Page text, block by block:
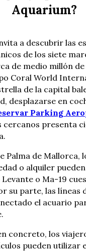
Aquarium?
a descubrir las
de los siete
de medio millón
Coral World
de la capital
desplazarse en
Parking
cercanos presenta
Palma de Mallorca,
o alquiler
o Ma-19
su parte, las líneas
el acuario
concreto, los
pueden utilizar